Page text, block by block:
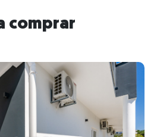
comprar